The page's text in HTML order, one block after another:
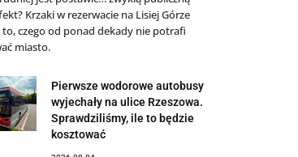
Krzaki w rezerwacie na Lisiej Górze
to, czego od ponad dekady nie potrafi
miasto.
Pierwsze wodorowe autobusy
wyjechały na ulice Rzeszowa.
Sprawdziliśmy, ile to będzie
kosztować